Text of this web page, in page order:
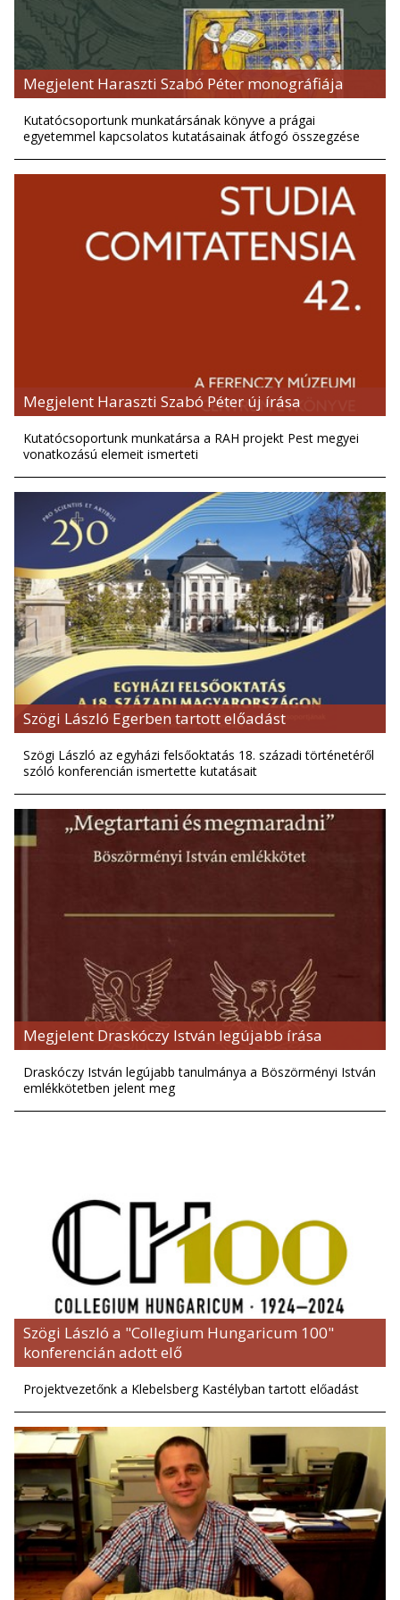
Megjelent Haraszti Szabó Péter monográfiája
Kutatócsoportunk munkatársának könyve a prágai
egyetemmel kapcsolatos kutatásainak átfogó összegzése
Megjelent Haraszti Szabó Péter új írása
Kutatócsoportunk munkatársa a RAH projekt Pest megyei
vonatkozású elemeit ismerteti
Szögi László Egerben tartott előadást
Szögi László az egyházi felsőoktatás 18. századi történetéről
szóló konferencián ismertette kutatásait
Megjelent Draskóczy István legújabb írása
Draskóczy István legújabb tanulmánya a Böszörményi István
emlékkötetben jelent meg
Szögi László a "Collegium Hungaricum 100"
konferencián adott elő
Projektvezetőnk a Klebelsberg Kastélyban tartott előadást